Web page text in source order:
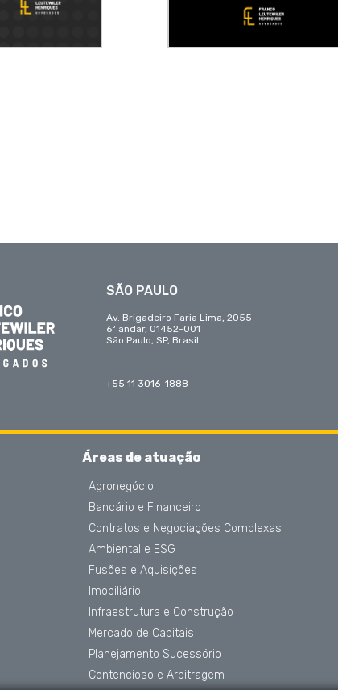
SÃO PAULO
Av. Brigadeiro Faria Lima, 2055
6º andar, 01452-001
São Paulo, SP, Brasil
+55 11 3016-1888
Áreas de atuação
Agronegócio
Bancário e Financeiro
Contratos e Negociações Complexas
Ambiental e ESG
Fusões e Aquisições
Imobiliário
Infraestrutura e Construção
Mercado de Capitais
Planejamento Sucessório
Contencioso e Arbitragem